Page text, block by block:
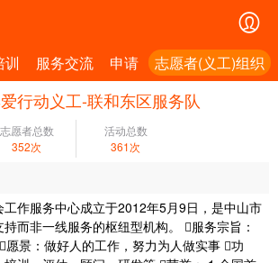
训 服务交流 申请 志愿者(义工)组织
行动义工-联和东区服务队
志愿者总数
352次
活动总数
361次
作服务中心成立于2012年5月9日，是中山市
而非一线服务的枢纽型机构。 服务宗旨：
愿景：做好人的工作，努力为人做实事 功